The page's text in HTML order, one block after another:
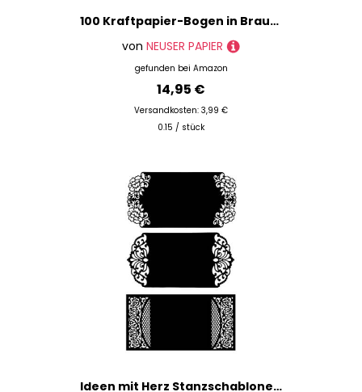
100 Kraftpapier-Bogen in Braun - DIN A6 Format - 140 g/m² - 10,3 x 14,8 cm - Recycling-Papier im Postkarten Format zum Selbstgestalten & Basteln
von NEUSER PAPIER
gefunden bei Amazon
14,95 €
Versandkosten: 3,99 €
0.15 / stück
Ideen mit Herz Stanzschablonen, Klappkarten, 19cm x 9,4cm, 3 Stück